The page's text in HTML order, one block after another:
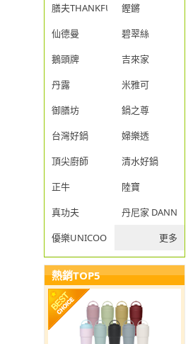
膳夫THANKFUL
鏗鏘
仙德曼
碧翠絲
鵝頭牌
吉來家
丹露
米雅可
御膳坊
鍋之尊
台灣好鍋
婦樂透
頂尖廚師
清水好鍋
正牛
陸寶
真功夫
丹尼家 DANNY JIA
優樂UNICOOK
更多
熱銷TOP5